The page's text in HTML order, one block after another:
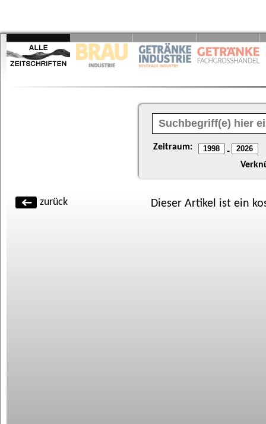
Zeitraum: -
zurück Dieser Artikel ist ein